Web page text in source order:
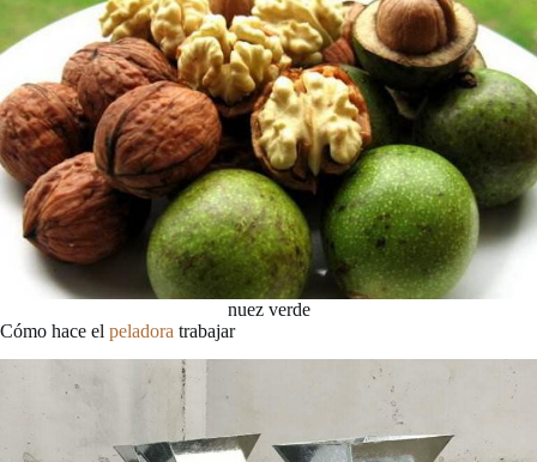
nuez verde
Cómo hace el peladora trabajar